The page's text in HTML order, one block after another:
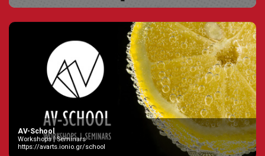
AV-School
Workshops | Seminars
https://avarts.ionio.gr/school